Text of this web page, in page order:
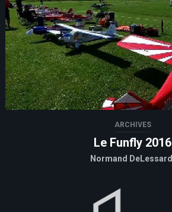
ARCHIVES
Le Funfly 2016
Normand DeLessard